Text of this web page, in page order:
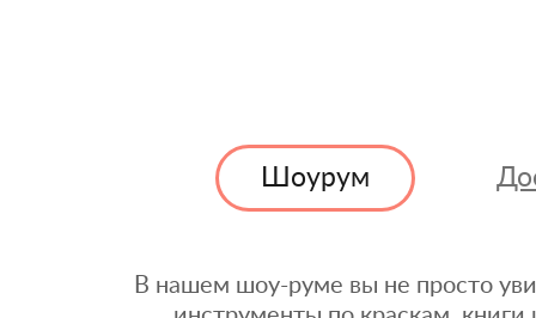
Шоурум
В нашем шоу-руме вы не просто